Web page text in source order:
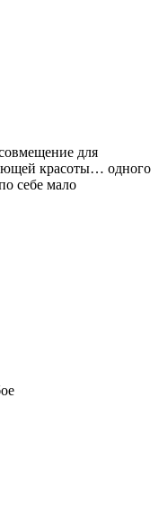
для
красоты… одного
себе мало